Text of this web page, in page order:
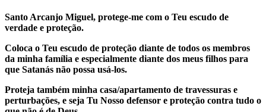
Santo Arcanjo Miguel, protege-me com o Teu escudo de
verdade e proteção.
Coloca o Teu escudo de proteção diante de todos os membros
da minha família e especialmente diante dos meus filhos para
que Satanás não possa usá-los.
Proteja também minha casa/apartamento de travessuras e
perturbações, e seja Tu Nosso defensor e proteção contra tudo o